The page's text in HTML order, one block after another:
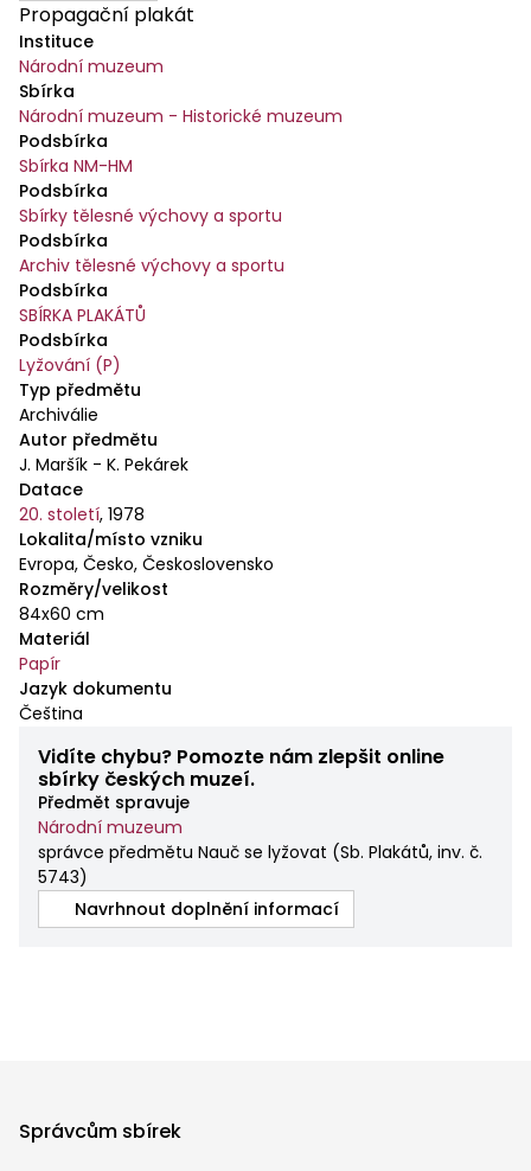
Propagační plakát
Instituce
Národní muzeum
Sbírka
Národní muzeum - Historické muzeum
Podsbírka
Sbírka NM-HM
Podsbírka
Sbírky tělesné výchovy a sportu
Podsbírka
Archiv tělesné výchovy a sportu
Podsbírka
SBÍRKA PLAKÁTŮ
Podsbírka
Lyžování (P)
Typ předmětu
Archiválie
Autor předmětu
J. Maršík - K. Pekárek
Datace
20. století, 1978
Lokalita/místo vzniku
Evropa, Česko, Československo
Rozměry/velikost
84x60 cm
Materiál
Papír
Jazyk dokumentu
Čeština
Vidíte chybu? Pomozte nám zlepšit online
sbírky českých muzeí.
Předmět spravuje
Národní muzeum
správce předmětu Nauč se lyžovat (Sb. Plakátů, inv. č.
5743)
Navrhnout doplnění informací
Správcům sbírek